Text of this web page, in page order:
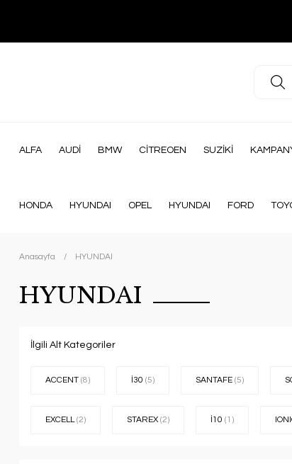
ALFA AUDİ BMW CİTREOEN SUZİKİ
HONDA HYUNDAI OPEL HYUNDAI FORD
Anasayfa HYUNDAI
HYUNDAI
İlgili Alt Kategoriler
ACCENT (8) İ30 (5) SANTAFE (5)
EXCELL(2) STAREX(2) İ10 (1)